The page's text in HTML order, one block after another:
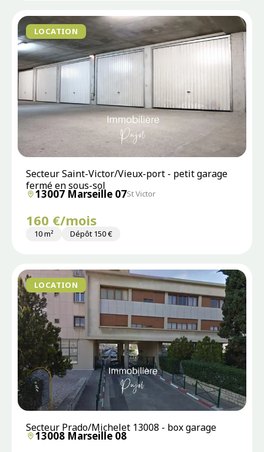
LOCATION
Secteur Saint-Victor/Vieux-port - petit garage
fermé en sous-sol
13007 Marseille 07St Victor
160 €/mois
10 m² Dépôt 150 €
LOCATION
Secteur Prado/Michelet 13008 - box garage
13008 Marseille 08